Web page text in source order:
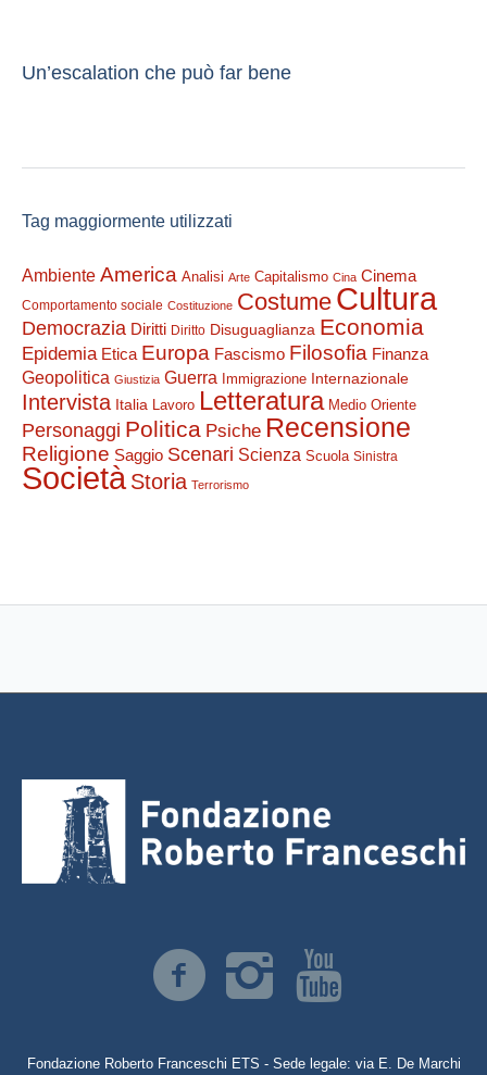
Un’escalation che può far bene
Tag maggiormente utilizzati
Ambiente America Analisi Arte Capitalismo Cina Cinema
Comportamento sociale Costituzione Costume Cultura
Democrazia Diritti Diritto Disuguaglianza Economia
Epidemia Etica Europa Fascismo Filosofia Finanza
Geopolitica Giustizia Guerra Immigrazione Internazionale
Intervista Italia Lavoro Letteratura Medio Oriente
Personaggi Politica Psiche Recensione
Religione Saggio Scenari Scienza Scuola Sinistra
Società Storia Terrorismo
Fondazione Roberto Franceschi ETS - Sede legale: via E. De Marchi